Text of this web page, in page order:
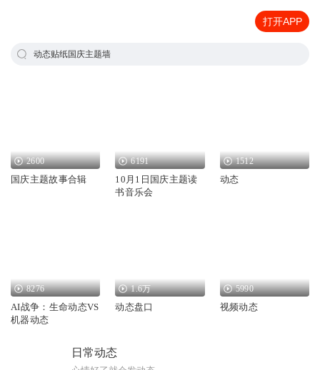
打开APP
动态贴纸国庆主题墙
2600
国庆主题故事合辑
6191
10月1日国庆主题读
书音乐会
1512
动态
8276
AI战争：生命动态VS
机器动态
1.6万
动态盘口
5990
视频动态
日常动态